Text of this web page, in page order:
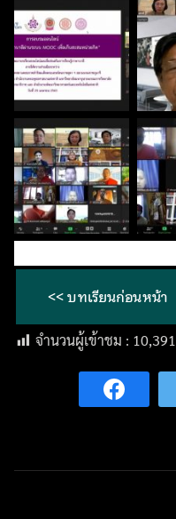
<< บทเรียนก่อนหน้า
จำนวนผู้เข้าชม : 10,391